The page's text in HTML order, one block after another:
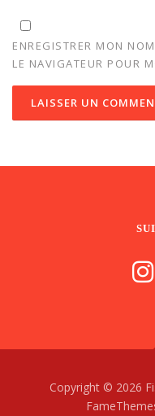
ENREGISTRER MON
LE NAVIGATEUR POUR
Copyright © 2026